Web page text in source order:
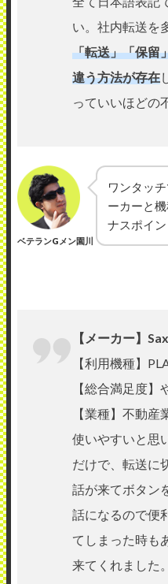
い。社内転送を
「転送」「保留
違う方法が存在
っていいほどの
ベテランGメン園川
ワンタッ
ーカーと
ナスポイン
【メーカー】
【利用機種】
【総合満足度】
【業種】不動産
使いやすいと思
だけで、転送に
話が来てボタン
話になるので便
てしまった時も
来てくれました。